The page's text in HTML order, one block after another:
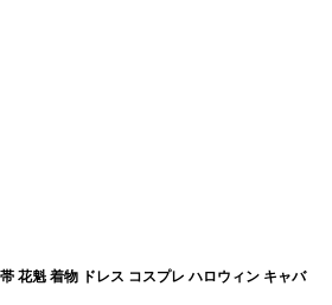
花魁 着物 ドレス コスプレ ハロウィン キャバ